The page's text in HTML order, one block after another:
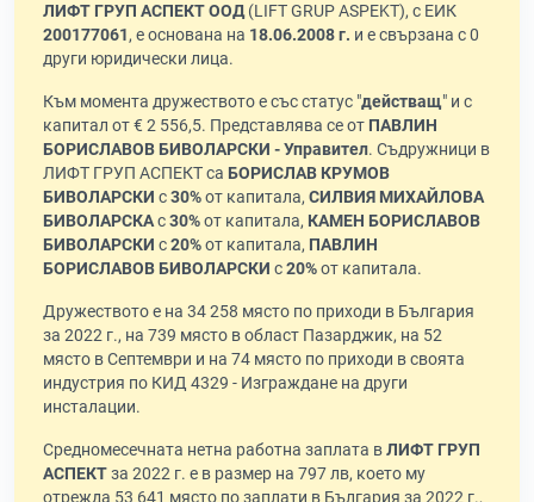
ЛИФТ ГРУП АСПЕКТ ООД(LIFT GRUP ASPEKT), с ЕИК
200177061, е основана на 18.06.2008 г. и е свързана с 0
други юридически лица.
Към момента дружеството е със статус "действащ" и с
капитал от € 2 556,5. Представлява се от ПАВЛИН
БОРИСЛАВОВ БИВОЛАРСКИ - Управител. Съдружници в
ЛИФТ ГРУП АСПЕКТ са БОРИСЛАВ КРУМОВ
БИВОЛАРСКИ с30%от капитала, СИЛВИЯ МИХАЙЛОВА
БИВОЛАРСКАс30%от капитала, КАМЕН БОРИСЛАВОВ
БИВОЛАРСКИ с20%от капитала, ПАВЛИН
БОРИСЛАВОВ БИВОЛАРСКИ с20%от капитала.
Дружеството е на 34 258 място по приходи в България
за 2022 г., на 739 място в област Пазарджик, на 52
място в Септември и на 74 място по приходи в своята
индустрия по КИД 4329 - Изграждане на други
инсталации.
Средномесечната нетна работна заплата вЛИФТ ГРУП
АСПЕКТза 2022 г. е в размер на 797 лв, което му
отрежда 53 641 място по заплати в България за 2022 г.,